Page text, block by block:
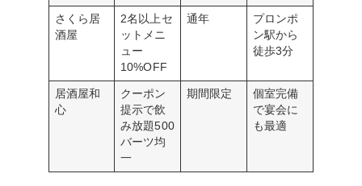
さくら居
酒屋
2名以上セ
ットメニ
ュー
10%OFF
通年
プロンポ
ン駅から
徒歩3分
居酒屋和
心
クーポン
提示で飲
み放題500
バーツ均
一
期間限定
個室完備
で宴会に
も最適